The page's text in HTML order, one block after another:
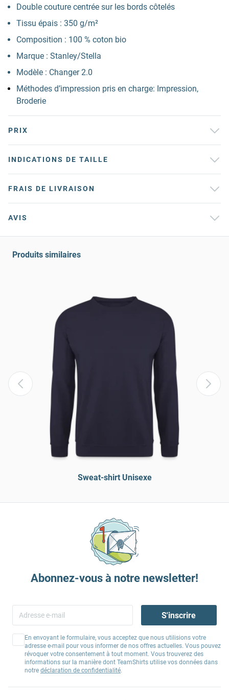
Double couture centrée sur les bords côtelés
Tissu épais : 350 g/m²
Composition : 100 % coton bio
Marque : Stanley/Stella
Modèle : Changer 2.0
Méthodes d’impression pris en charge: Impression,
Broderie
PRIX
INDICATIONS DE TAILLE
FRAIS DE LIVRAISON
AVIS
Produits similaires
Sweat-shirt Unisexe
Abonnez-vous à notre newsletter!
S'inscrire
En envoyant le formulaire, vous acceptez que nous utilisions votre
adresse e-mail pour vous informer de nos offres actuelles. Vous pouvez
révoquer votre consentement à tout moment. Vous trouverez des
informations sur la manière dont TeamShirts utilise vos données dans
notre déclaration de confidentialité.